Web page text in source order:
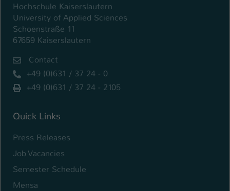
Hochschule Kaiserslautern
University of Applied Sciences
Schoenstraße 11
67659 Kaiserslautern
Contact
+49 (0)631 / 37 24 - 0
+49 (0)631 / 37 24 - 2105
Quick Links
Press Releases
Job Vacancies
Semester Schedule
Mensa